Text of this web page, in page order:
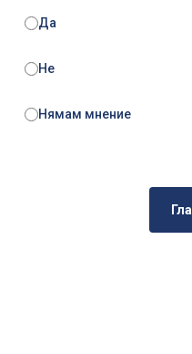
Да
Не
Нямам мнение